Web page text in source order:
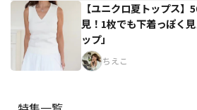
【ユニクロ夏トップス
見！1枚でも下着っぽく
ップ」
ちえこ